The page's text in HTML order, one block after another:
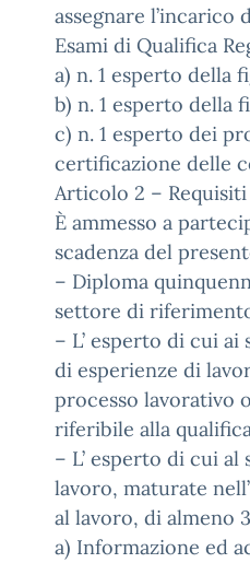
assegnare l’incarico
Esami di Qualifica
a) n. 1 esperto della
b) n. 1 esperto della
c) n. 1 esperto dei
certificazione delle
Articolo 2 –
È ammesso a
scadenza del
– Diploma
settore di
– L’ esperto di cui
di esperienze di
processo lavorativo
riferibile alla
– L’ esperto di cui
lavoro, maturate
al lavoro, di almeno
a) Informazione ed